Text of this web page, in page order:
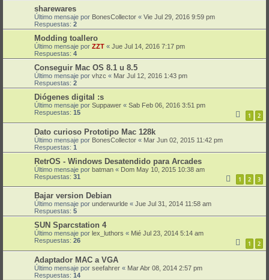
sharewares
Último mensaje por BonesCollector « Vie Jul 29, 2016 9:59 pm
Respuestas: 2
Modding toallero
Último mensaje por ZZT « Jue Jul 14, 2016 7:17 pm
Respuestas: 4
Conseguir Mac OS 8.1 u 8.5
Último mensaje por vhzc « Mar Jul 12, 2016 1:43 pm
Respuestas: 2
Diógenes digital :s
Último mensaje por Suppawer « Sab Feb 06, 2016 3:51 pm
Respuestas: 15 1 2
Dato curioso Prototipo Mac 128k
Último mensaje por BonesCollector « Mar Jun 02, 2015 11:42 pm
Respuestas: 1
RetrOS - Windows Desatendido para Arcades
Último mensaje por batman « Dom May 10, 2015 10:38 am
Respuestas: 31 1 2 3
Bajar version Debian
Último mensaje por underwurlde « Jue Jul 31, 2014 11:58 am
Respuestas: 5
SUN Sparcstation 4
Último mensaje por lex_luthors « Mié Jul 23, 2014 5:14 am
Respuestas: 26 1 2
Adaptador MAC a VGA
Último mensaje por seefahrer « Mar Abr 08, 2014 2:57 pm
Respuestas: 14